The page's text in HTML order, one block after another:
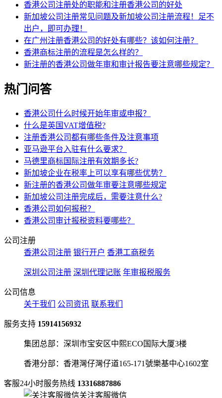
香港公司注册处的职能和注册香港公司的好处
新加坡公司注册常见问题及新加坡公司注册流程！足不
出户，即可办理！
在广州注册香港公司的好处有哪些？该如何注册？
香港商标注册的流程是怎么样的？
新注册的香港公司做年审和审计报告要注意哪些规定？
热门问答
香港公司什么时候开始年审或申报？
什么是英国VAT增值税?
注册香港公司都有哪些条件及注意事项
亚马逊平台入驻有什么要求？
马德里商标国际注册有效期多长?
新加坡企业在税率上可以享有哪些优势？
新注册的香港公司做年审要注意哪些规定
新加坡公司注册完成后，需要注意什么?
香港公司如何报税？
香港公司审计报税资料要哪些？
公司注册
香港公司注册 银行开户 香港工商税务
深圳公司注册 深圳代理记账 年审报税服务
公司信息
关于我们
公司资讯 联系我们
服务支持 15914156932
集团总部：深圳市宝安区中熙ECO国际大厦3楼
香港分部：香港灣仔灣仔道165-171號樂基中心1602室
客服24小时服务热线 13316887886
关注客服微信